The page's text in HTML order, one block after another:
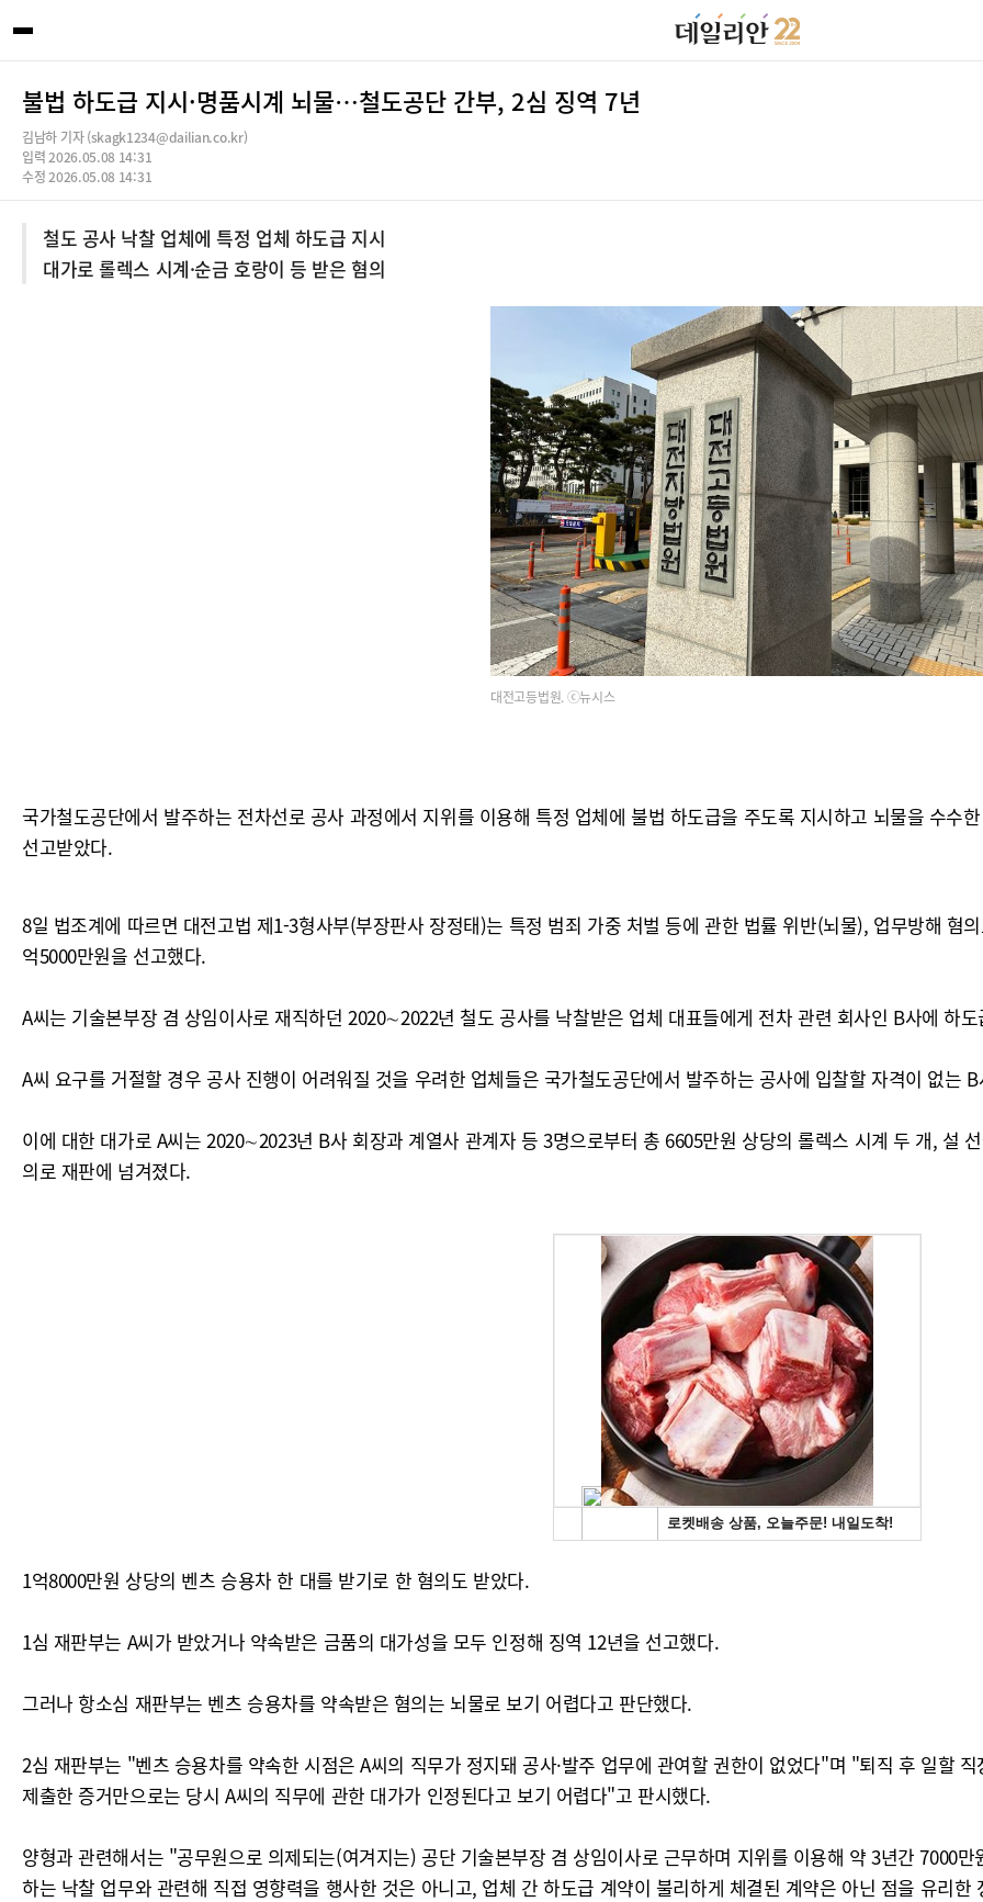
불법 하도급 지시·명품시계 뇌물…철도공단 간부, 2심 징역 7년
김남하 기자 (skagk1234@dailian.co.kr)
입력 2026.05.08 14:31
수정 2026.05.08 14:31
철도 공사 낙찰 업체에 특정 업체 하도급 지시
대가로 롤렉스 시계·순금 호랑이 등 받은 혐의
대전고등법원. ⓒ뉴시스
국가철도공단에서 발주하는 전차선로 공사 과정에서 지위를 이용해 특정 업체에 불법 하도급을 주도록 지시하고 뇌물을 수수
선고받았다.
8일 법조계에 따르면 대전고법 제1-3형사부(부장판사 장정태)는 특정 범죄 가중 처벌 등에 관한 법률 위반(뇌물), 업무방해 혐
억5000만원을 선고했다.
A씨는 기술본부장 겸 상임이사로 재직하던 2020∼2022년 철도 공사를 낙찰받은 업체 대표들에게 전차 관련 회사인 B사에 하
A씨 요구를 거절할 경우 공사 진행이 어려워질 것을 우려한 업체들은 국가철도공단에서 발주하는 공사에 입찰할 자격이 없는
이에 대한 대가로 A씨는 2020∼2023년 B사 회장과 계열사 관계자 등 3명으로부터 총 6605만원 상당의 롤렉스 시계 두 개, 설
의로 재판에 넘겨졌다.
1억8000만원 상당의 벤츠 승용차 한 대를 받기로 한 혐의도 받았다.
1심 재판부는 A씨가 받았거나 약속받은 금품의 대가성을 모두 인정해 징역 12년을 선고했다.
그러나 항소심 재판부는 벤츠 승용차를 약속받은 혐의는 뇌물로 보기 어렵다고 판단했다.
2심 재판부는 "벤츠 승용차를 약속한 시점은 A씨의 직무가 정지돼 공사·발주 업무에 관여할 권한이 없었다"며 "퇴직 후 일할
제출한 증거만으로는 당시 A씨의 직무에 관한 대가가 인정된다고 보기 어렵다"고 판시했다.
양형과 관련해서는 "공무원으로 의제되는(여겨지는) 공단 기술본부장 겸 상임이사로 근무하며 지위를 이용해 약 3년간 7000
하는 낙찰 업무와 관련해 직접 영향력을 행사한 것은 아니고, 업체 간 하도급 계약이 불리하게 체결된 계약은 아닌 점을 유리한